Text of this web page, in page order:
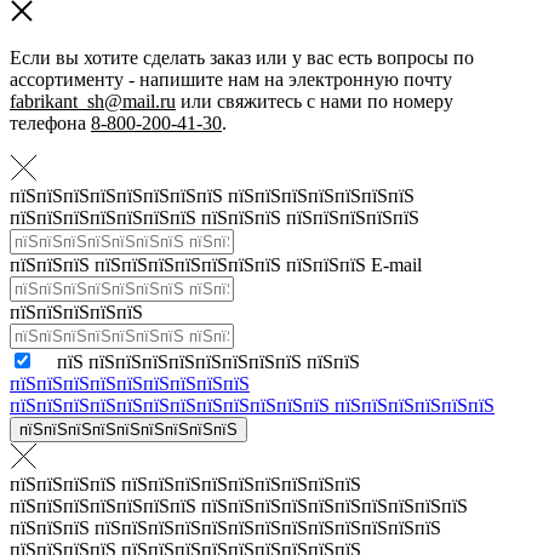
Если вы хотите сделать заказ или у вас есть вопросы по
ассортименту - напишите нам на электронную почту
fabrikant_sh@mail.ru или свяжитесь с нами по номеру
телефона 8-800-200-41-30.
пїЅпїЅпїЅпїЅпїЅпїЅпїЅпїЅ пїЅпїЅпїЅпїЅпїЅпїЅпїЅ
пїЅпїЅпїЅпїЅпїЅпїЅпїЅ пїЅпїЅпїЅ пїЅпїЅпїЅпїЅпїЅ
пїЅпїЅпїЅ пїЅпїЅпїЅпїЅпїЅпїЅпїЅ пїЅпїЅпїЅ E-mail
пїЅпїЅпїЅпїЅпїЅ
пїЅ пїЅпїЅпїЅпїЅпїЅпїЅпїЅпїЅ пїЅпїЅ
пїЅпїЅпїЅпїЅпїЅпїЅпїЅпїЅпїЅ
пїЅпїЅпїЅпїЅпїЅпїЅпїЅпїЅпїЅпїЅпїЅпїЅ пїЅпїЅпїЅпїЅпїЅпїЅ
пїЅпїЅпїЅпїЅпїЅпїЅпїЅпїЅпїЅ
пїЅпїЅпїЅпїЅ пїЅпїЅпїЅпїЅпїЅпїЅпїЅпїЅпїЅ
пїЅпїЅпїЅпїЅпїЅпїЅпїЅ пїЅпїЅпїЅпїЅпїЅпїЅпїЅпїЅпїЅпїЅ
пїЅпїЅпїЅ пїЅпїЅпїЅпїЅпїЅпїЅпїЅпїЅпїЅпїЅпїЅпїЅпїЅ
пїЅпїЅпїЅпїЅ пїЅпїЅпїЅпїЅпїЅпїЅпїЅпїЅпїЅ